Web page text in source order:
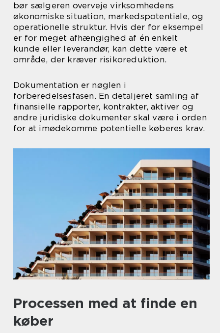
bør sælgeren overveje virksomhedens
økonomiske situation, markedspotentiale, og
operationelle struktur. Hvis der for eksempel
er for meget afhængighed af én enkelt
kunde eller leverandør, kan dette være et
område, der kræver risikoreduktion.
Dokumentation er nøglen i
forberedelsesfasen. En detaljeret samling af
finansielle rapporter, kontrakter, aktiver og
andre juridiske dokumenter skal være i orden
for at imødekomme potentielle køberes krav.
Processen med at finde en
køber